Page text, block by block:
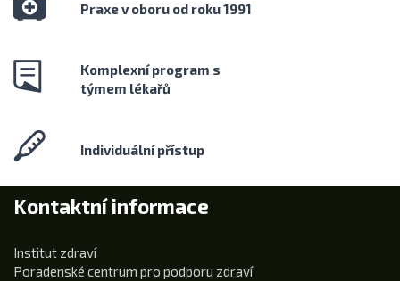
Praxe v oboru od roku 1991
Komplexní program s
týmem lékařů
Individuální přístup
Kontaktní informace
Institut zdraví
Poradenské centrum pro podporu zdraví